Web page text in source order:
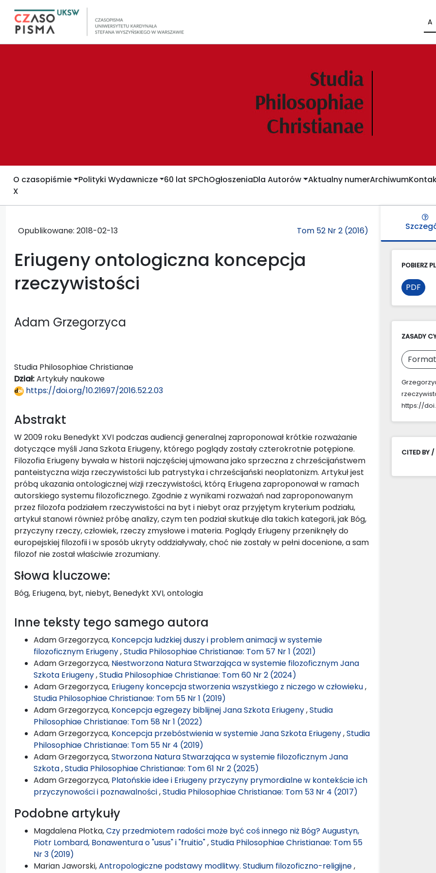
A
O czasopiśmie Polityki Wydawnicze 60 lat SPChOgłoszeniaDla Autorów Aktualny numerArchiwum
X
Opublikowane: 2018-02-13 Tom 52 Nr 2 (2016)
Eriugeny ontologiczna koncepcja
rzeczywistości
Adam Grzegorzyca
Studia Philosophiae Christianae
Dział:Artykuły naukowe
https://doi.org/10.21697/2016.52.2.03
Abstrakt
W 2009 roku Benedykt XVI podczas audiencji generalnej zaproponował krótkie rozważanie
dotyczące myśli Jana Szkota Eriugeny, którego poglądy zostały czterokrotnie potępione.
Filozofia Eriugeny bywała w historii najczęściej ujmowana jako sprzeczna z chrześcijaństwem
panteistyczna wizja rzeczywistości lub patrystyka i chrześcijański neoplatonizm. Artykuł jest
próbą ukazania ontologicznej wizji rzeczywistości, którą Eriugena zaproponował w ramach
autorskiego systemu filozoficznego. Zgodnie z wynikami rozważań nad zaproponowanym
przez filozofa podziałem rzeczywistości na byt i niebyt oraz przyjętym kryterium podziału,
artykuł stanowi również próbę analizy, czym ten podział skutkuje dla takich kategorii, jak Bóg,
przyczyny rzeczy, człowiek, rzeczy zmysłowe i materia. Poglądy Eriugeny przeniknęły do
europejskiej filozofii i w sposób ukryty oddziaływały, choć nie zostały w pełni docenione, a sam
filozof nie został właściwie zrozumiany.
Słowa kluczowe:
Bóg, Eriugena, byt, niebyt, Benedykt XVI, ontologia
Inne teksty tego samego autora
Adam Grzegorzyca, Koncepcja ludzkiej duszy i problem animacji w systemie
filozoficznym Eriugeny,Studia Philosophiae Christianae: Tom 57 Nr 1 (2021)
Adam Grzegorzyca, Niestworzona Natura Stwarzająca w systemie filozoficznym Jana
Szkota Eriugeny,Studia Philosophiae Christianae: Tom 60 Nr 2 (2024)
Adam Grzegorzyca, Eriugeny koncepcja stworzenia wszystkiego z niczego w człowieku,
Studia Philosophiae Christianae: Tom 55 Nr 1 (2019)
Adam Grzegorzyca, Koncepcja egzegezy biblijnej Jana Szkota Eriugeny,Studia
Philosophiae Christianae: Tom 58 Nr 1 (2022)
Adam Grzegorzyca, Koncepcja przebóstwienia w systemie Jana Szkota Eriugeny,Studia
Philosophiae Christianae: Tom 55 Nr 4 (2019)
Adam Grzegorzyca,Stworzona Natura Stwarzająca w systemie filozoficznym Jana
Szkota,Studia Philosophiae Christianae: Tom 61 Nr 2 (2025)
Adam Grzegorzyca, Platońskie idee i Eriugeny przyczyny prymordialne w kontekście ich
przyczynowości i poznawalności,Studia Philosophiae Christianae: Tom 53 Nr 4 (2017)
Podobne artykuły
Magdalena Płotka,Czy przedmiotem radości może być coś innego niż Bóg? Augustyn,
Piotr Lombard, Bonawentura o "usus" i "fruitio",Studia Philosophiae Christianae: Tom 55
Nr 3 (2019)
Marian Jaworski,Antropologiczne podstawy modlitwy. Studium filozoficzno-religijne,
POBIERZ
PDF
ZASADY
https://
CITED BY /